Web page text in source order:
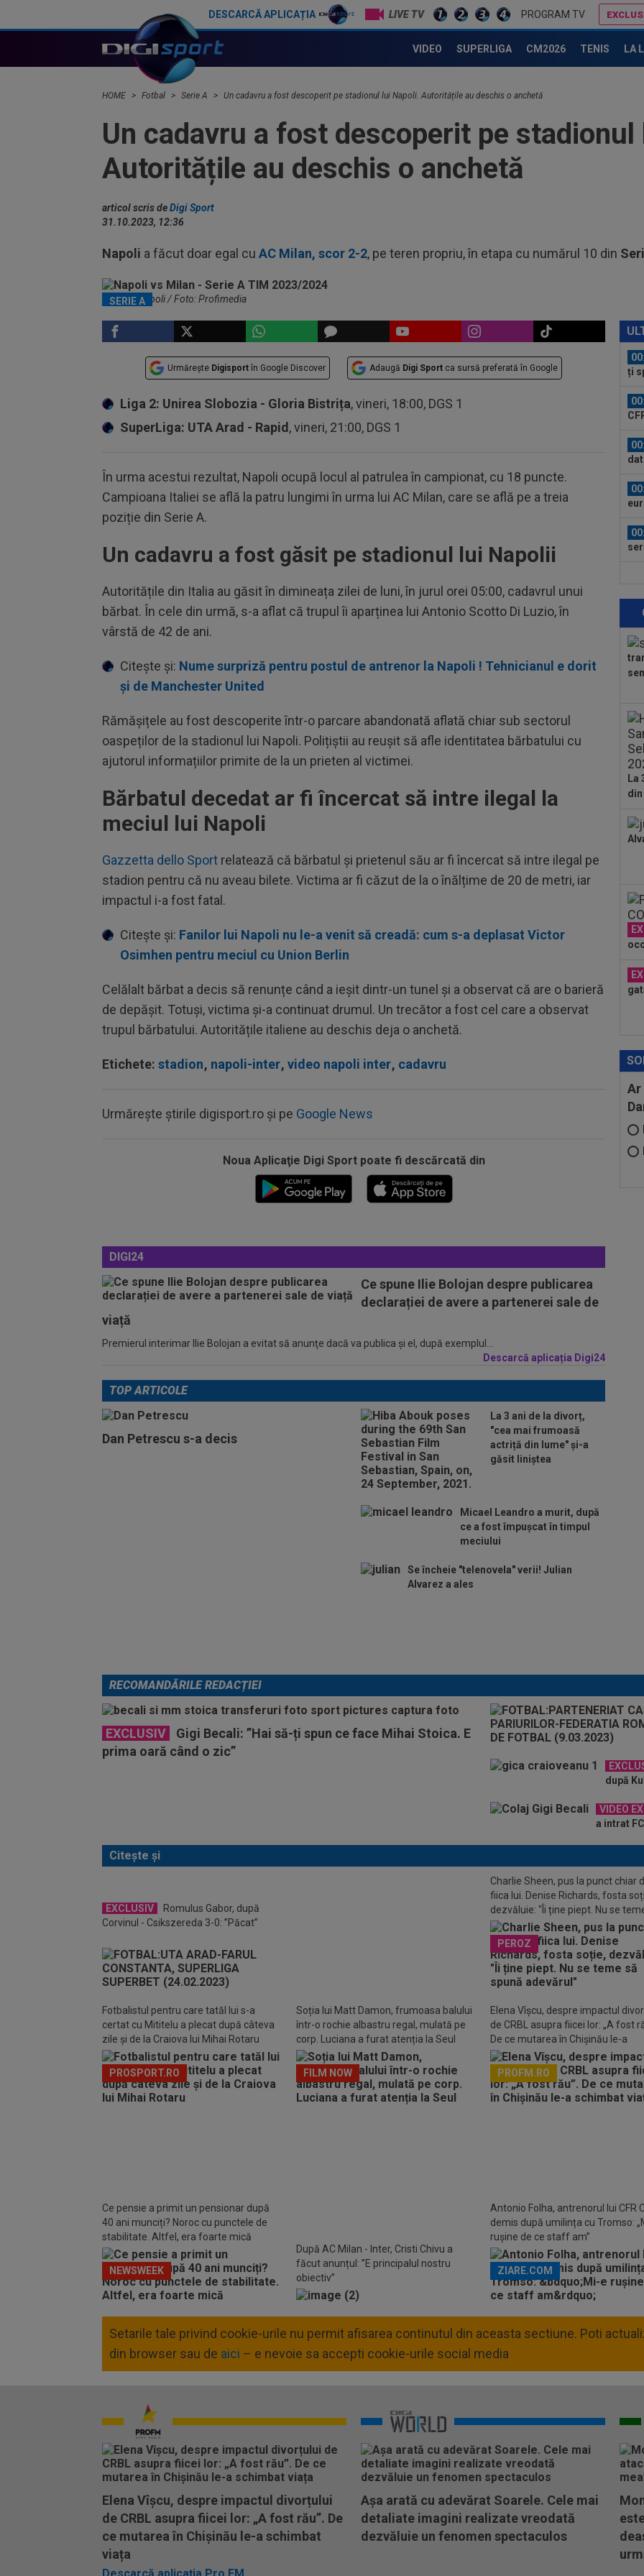
DESCARCĂ APLICAȚIA LIVE TV PROGRAM TV
VIDEO SUPERLIGA CM2026 TENIS LA
HOME Fotbal Serie A Un cadavru a fost descoperit pe stadionul lui Napoli. Autoritățile au deschis o anchetă
Un cadavru a fost descoperit pe stadionul
Autoritățile au deschis o anchetă
articol scris deDigi Sport
31.10.2023, 12:36
Napoli a făcut doar egal cu AC Milan, scor 2-2, pe teren propriu, în etapa cu numărul 10 din
SERIE A
Stadion Napoli / Foto: Profimedia
Urmărește Digisport în Google Discover Adaugă Digi Sport ca sursă preferată în Google
Liga 2: Unirea Slobozia - Gloria Bistrița, vineri, 18:00, DGS 1
SuperLiga: UTA Arad - Rapid , vineri, 21:00, DGS 1
În urma acestui rezultat, Napoli ocupă locul al patrulea în campionat, cu 18 puncte.
Campioana Italiei se află la patru lungimi în urma lui AC Milan, care se află pe a treia
poziție din Serie A.
Un cadavru a fost găsit pe stadionul lui Napolii
Autoritățile din Italia au găsit în dimineața zilei de luni, în jurul orei 05:00, cadavrul unui
bărbat. În cele din urmă, s-a aflat că trupul îi aparținea lui Antonio Scotto Di Luzio, în
vârstă de 42 de ani.
Citește și: Nume surpriză pentru postul de antrenor la Napoli ! Tehnicianul e dorit
și de Manchester United
Rămășițele au fost descoperite într-o parcare abandonată aflată chiar sub sectorul
oaspeților de la stadionul lui Napoli. Polițiștii au reușit să afle identitatea bărbatului cu
ajutorul informațiilor primite de la un prieten al victimei.
Bărbatul decedat ar fi încercat să intre ilegal la
meciul lui Napoli
Gazzetta dello Sport relatează că bărbatul și prietenul său ar fi încercat să intre ilegal pe
stadion pentru că nu aveau bilete. Victima ar fi căzut de la o înălțime de 20 de metri, iar
impactul i-a fost fatal.
Citește și: Fanilor lui Napoli nu le-a venit să creadă: cum s-a deplasat Victor
Osimhen pentru meciul cu Union Berlin
Celălalt bărbat a decis să renunțe când a ieșit dintr-un tunel și a observat că are o barieră
de depășit. Totuși, victima și-a continuat drumul. Un trecător a fost cel care a observat
trupul bărbatului. Autoritățile italiene au deschis deja o anchetă.
Etichete: stadion, napoli-inter, video napoli inter, cadavru
Urmărește știrile digisport.ro și pe Google News
Noua Aplicaţie Digi Sport poate fi descărcată din
DIGI24
Ce spune Ilie Bolojan despre publicarea
declarației de avere a partenerei sale de
viață
Premierul interimar Ilie Bolojan a evitat să anunţe dacă va publica şi el, după exemplul...
Descarcă aplicația Digi24
0-
ți
se
La
Ar
TOP ARTICOLE
Dan Petrescu s-a decis
La 3 ani de la divorț,
"cea mai frumoasă
actriță din lume" și-a
găsit liniștea
Micael Leandro a murit, după
ce a fost împușcat în timpul
meciului
Se încheie "telenovela" verii! Julian
Alvarez a ales
RECOMANDĂRILE REDACȚIEI
EXCLUSIV
Gigi Becali: ”Hai să-ți spun ce face Mihai Stoica. E
prima oară când o zic”
după
VIDEO
a intrat
Citește și
EXCLUSIV
Romulus Gabor, după
Corvinul - Csikszereda 3-0: ”Păcat”
Charlie Sheen, pus la punct chiar
fiica lui. Denise Richards, fosta
dezvăluie: "Îi ține piept. Nu se
spună adevărul"
PEROZ
Fotbalistul pentru care tatăl lui s-a
certat cu Mititelu a plecat după câteva
zile și de la Craiova lui Mihai Rotaru
PROSPORT.RO
Soția lui Matt Damon, frumoasa balului
într-o rochie albastru regal, mulată pe
corp. Luciana a furat atenția la Seul
FILM NOW
Elena Vîșcu, despre impactul
de CRBL asupra fiicei lor: „A fost
De ce mutarea în Chișinău le-a
schimbat viața
PROFM.RO
Ce pensie a primit un pensionar după
40 ani munciți? Noroc cu punctele de
stabilitate. Altfel, era foarte mică
NEWSWEEK
După AC Milan - Inter, Cristi Chivu a
făcut anunțul: ”E principalul nostru
obiectiv”
Antonio Folha, antrenorul lui CFR
demis după umilința cu Tromso:
rușine de ce staff am”
ZIARE.COM
Setarile tale privind cookie-urile nu permit afisarea continutul din aceasta sectiune. Poti
din browser sau de aici – e nevoie sa accepti cookie-urile social media
Elena Vîșcu, despre impactul divorțului
de CRBL asupra fiicei lor: „A fost rău”. De
ce mutarea în Chișinău le-a schimbat
viața
Așa arată cu adevărat Soarele. Cele mai
detaliate imagini realizate vreodată
dezvăluie un fenomen spectaculos